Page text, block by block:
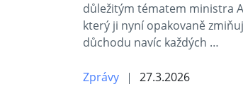
důležitým tématem ministra
který ji nyní opakovaně
důchodu navíc každých …
Zprávy 27.3.2026